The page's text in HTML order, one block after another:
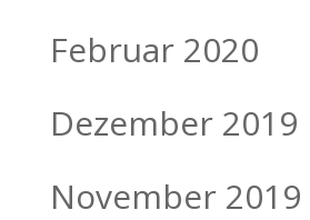
Februar 2020
Dezember 2019
November 2019